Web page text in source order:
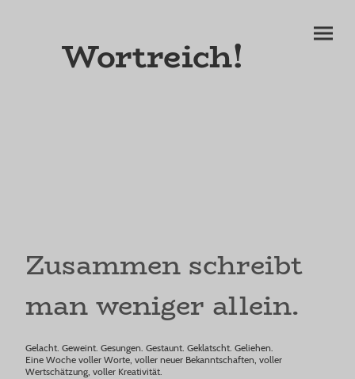
Wortreich!
Zusammen schreibt
man weniger allein.
Gelacht. Geweint. Gesungen. Gestaunt. Geklatscht. Geliehen.
Eine Woche voller Worte, voller neuer Bekanntschaften, voller
Wertschätzung, voller Kreativität.